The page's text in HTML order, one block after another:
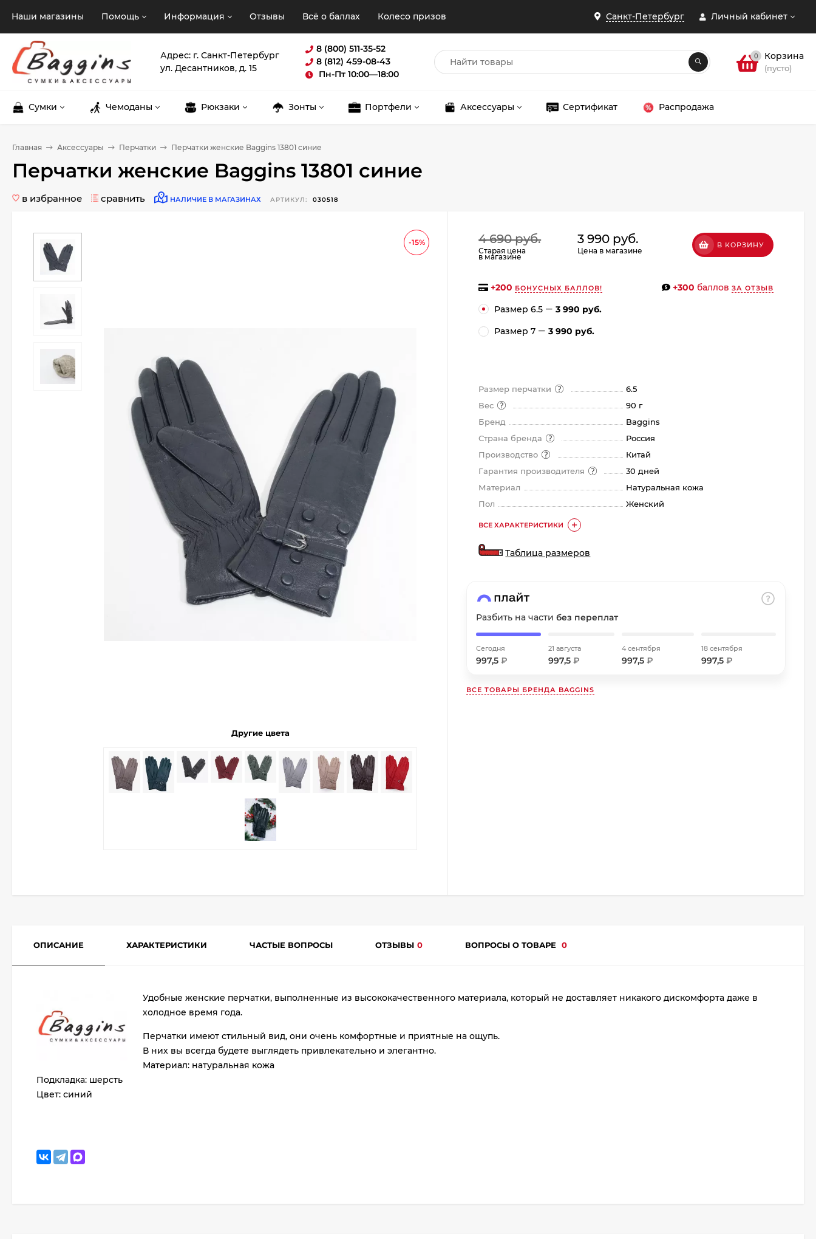
Санкт-Петербург Личный кабинет
Наши магазины Помощь Информация Отзывы Всё о баллах Колесо призов
Адрес: г. Санкт-Петербург
ул. Десантников, д. 15
8 (800) 511-35-52
8 (812) 459-08-43
Пн-Пт 10:00—18:00
0 Корзина
(пусто)
Сумки Чемоданы Рюкзаки Зонты Портфели Аксессуары Сертификат Распродажа
Главная Аксессуары Перчатки Перчатки женские Baggins 13801 синие
Перчатки женские Baggins 13801 синие
в избранное сравнить НАЛИЧИЕ В МАГАЗИНАХ АРТИКУЛ: 030518
-15%
Другие цвета
4 690 руб.
Старая цена
в магазине
3 990 руб.
Цена в магазине
В КОРЗИНУ
+200 БОНУСНЫХ БАЛЛОВ! +300 баллов ЗА ОТЗЫВ
Размер 6.5 3 990 руб.
Размер 7 3 990 руб.
Размер перчатки
6.5
Вес
90 г
Бренд
Baggins
Страна бренда
Россия
Производство
Китай
Гарантия производителя
30 дней
Материал
Натуральная кожа
Пол
Женский
ВСЕ ХАРАКТЕРИСТИКИ
Таблица размеров
Разбить на частибез переплат
Сегодня
997,5₽
21 августа
997,5₽
4 сентября
997,5₽
18 сентября
997,5₽
ВСЕ ТОВАРЫ БРЕНДА BAGGINS
ОПИСАНИЕ ХАРАКТЕРИСТИКИ ЧАСТЫЕ ВОПРОСЫ ОТЗЫВЫ 0 ВОПРОСЫ О ТОВАРЕ 0
Удобные женские перчатки, выполненные из высококачественного материала, который не доставляет никакого дискомфорта даже в
холодное время года.
Перчатки имеют стильный вид, они очень комфортные и приятные на ощупь.
В них вы всегда будете выглядеть привлекательно и элегантно.
Материал: натуральная кожа
Подкладка: шерсть
Цвет: синий
дюйм
Обхват
см
XS
6.5
16.5
M
-
28
29
30.5
для
В тесных и сковывающих
Добавляйте товары
Оплачивайте сегодня только
25% картой любого банка
Получайте товар
Оставшиеся списываться
каждые 2 недели
25
2 недели Остались вопросы?